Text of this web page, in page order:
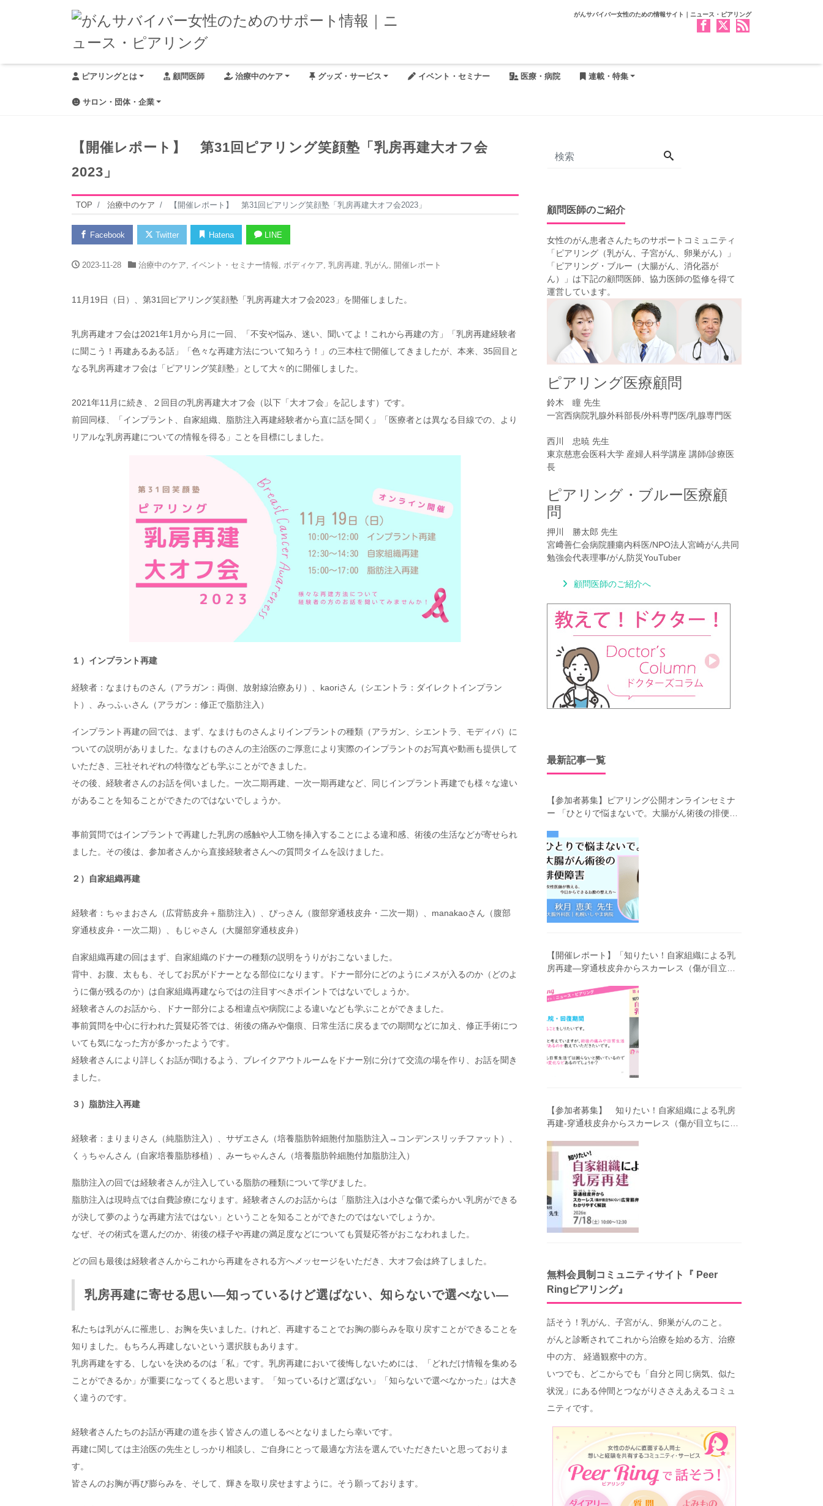
がんサバイバー女性のための情報サイト｜ニュース・ピアリング
ピアリングとは 顧問医師 治療中のケア グッズ・サービス イベント・セミナー 医療・病院 連載・特集
サロン・団体・企業
【開催レポート】 第31回ピアリング笑顔塾「乳房再建大オフ会
2023」
TOP 治療中のケア 【開催レポート】 第31回ピアリング笑顔塾「乳房再建大オフ会2023」
Facebook Twitter Hatena LINE
2023-11-28 治療中のケア イベント・セミナー情報 ボディケア 乳房再建 乳がん 開催レポート
11月19日（日）、第31回ピアリング笑顔塾「乳房再建大オフ会2023」を開催しました。
乳房再建オフ会は2021年1月から月に一回、「不安や悩み、迷い、聞いてよ！これから再建の方」「乳房再建経験者
に聞こう！再建あるある話」「色々な再建方法について知ろう！」の三本柱で開催してきましたが、本来、35回目と
なる乳房再建オフ会は「ピアリング笑顔塾」として大々的に開催しました。
2021年11月に続き、２回目の乳房再建大オフ会（以下「大オフ会」を記します）です。
前回同様、「インプラント、自家組織、脂肪注入再建経験者から直に話を聞く」「医療者とは異なる目線での、より
リアルな乳房再建についての情報を得る」ことを目標にしました。
１）インプラント再建
経験者：なまけものさん（アラガン：両側、放射線治療あり）、kaoriさん（シエントラ：ダイレクトインプラン
ト）、みっふぃさん（アラガン：修正で脂肪注入）
インプラント再建の回では、まず、なまけものさんよりインプラントの種類（アラガン、シエントラ、モディバ）に
ついての説明がありました。なまけものさんの主治医のご厚意により実際のインプラントのお写真や動画も提供して
いただき、三社それぞれの特徴なども学ぶことができました。
その後、経験者さんのお話を伺いました。一次二期再建、一次一期再建など、同じインプラント再建でも様々な違い
があることを知ることができたのではないでしょうか。
事前質問ではインプラントで再建した乳房の感触や人工物を挿入することによる違和感、術後の生活などが寄せられ
ました。その後は、参加者さんから直接経験者さんへの質問タイムを設けました。
２）自家組織再建
経験者：ちゃまおさん（広背筋皮弁＋脂肪注入）、ぴっさん（腹部穿通枝皮弁・二次一期）、manakaoさん（腹部
穿通枝皮弁・一次二期）、もじゃさん（大腿部穿通枝皮弁）
自家組織再建の回はまず、自家組織のドナーの種類の説明をうりがおこないました。
背中、お腹、太もも、そしてお尻がドナーとなる部位になります。ドナー部分にどのようにメスが入るのか（どのよ
うに傷が残るのか）は自家組織再建ならではの注目すべきポイントではないでしょうか。
経験者さんのお話から、ドナー部分による相違点や病院による違いなども学ぶことができました。
事前質問を中心に行われた質疑応答では、術後の痛みや傷痕、日常生活に戻るまでの期間などに加え、修正手術につ
いても気になった方が多かったようです。
経験者さんにより詳しくお話が聞けるよう、ブレイクアウトルームをドナー別に分けて交流の場を作り、お話を聞き
ました。
３）脂肪注入再建
経験者：まりまりさん（純脂肪注入）、サザエさん（培養脂肪幹細胞付加脂肪注入→コンデンスリッチファット）、
くぅちゃんさん（自家培養脂肪移植）、みーちゃんさん（培養脂肪幹細胞付加脂肪注入）
脂肪注入の回では経験者さんが注入している脂肪の種類について学びました。
脂肪注入は現時点では自費診療になります。経験者さんのお話からは「脂肪注入は小さな傷で柔らかい乳房ができる
が決して夢のような再建方法ではない」ということを知ることができたのではないでしょうか。
なぜ、その術式を選んだのか、術後の様子や再建の満足度などについても質疑応答がおこなわれました。
どの回も最後は経験者さんからこれから再建をされる方へメッセージをいただき、大オフ会は終了しました。
乳房再建に寄せる思い―知っているけど選ばない、知らないで選べない―
私たちは乳がんに罹患し、お胸を失いました。けれど、再建することでお胸の膨らみを取り戻すことができることを
知りました。もちろん再建しないという選択肢もあります。
乳房再建をする、しないを決めるのは「私」です。乳房再建において後悔しないためには、「どれだけ情報を集める
ことができるか」が重要になってくると思います。「知っているけど選ばない」「知らないで選べなかった」は大き
く違うのです。
経験者さんたちのお話が再建の道を歩く皆さんの道しるべとなりましたら幸いです。
再建に関しては主治医の先生としっかり相談し、ご自身にとって最適な方法を選んでいただきたいと思っておりま
す。
皆さんのお胸が再び膨らみを、そして、輝きを取り戻せますように。そう願っております。
顧問医師のご紹介
女性のがん患者さんたちのサポートコミュニティ
「 ピアリング（乳がん、子宮がん、卵巣がん）
」
「 ピアリング・ブルー（大腸がん、消化器が
ん）
」は下記の顧問医師、協力医師の監修を得て
運営しています。
ピアリング医療顧問
鈴木 瞳 先生
一宮西病院乳腺外科部長/外科専門医/乳腺専門医
西川 忠暁 先生
東京慈恵会医科大学 産婦人科学講座 講師/診療医
長
ピアリング・ブルー医療顧
問
押川 勝太郎 先生
宮﨑善仁会病院腫瘍内科医/NPO法人宮崎がん共同
勉強会代表理事/がん防災YouTuber
顧問医師のご紹介へ
最新記事一覧
【参加者募集】ピアリング公開オンラインセミナ
ー 「ひとりで悩まないで。大腸がん術後の排便障
え方～」（第41回笑顔塾）
【開催レポート】「知りたい！自家組織による乳
房再建―穿通枝皮弁からスカーレス（傷が目立ち
40回笑顔塾）
【参加者募集】 知りたい！自家組織による乳房
再建-穿通枝皮弁からスカーレス（傷が目立ちにく
塾）
無料会員制コミュニティサイト『 Peer
Ringピアリング』
話そう！乳がん、子宮がん、卵巣がんのこと。
がんと診断されてこれから治療を始める方、治療
中の方、 経過観察中の方。
いつでも、どこからでも「自分と同じ病気、似た
状況」にある仲間とつながりささえあえるコミュ
ニティです。